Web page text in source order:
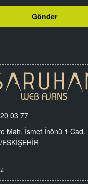
03 77
Mah. İsmet İnönü 1 Cad.
ESKİŞEHİR